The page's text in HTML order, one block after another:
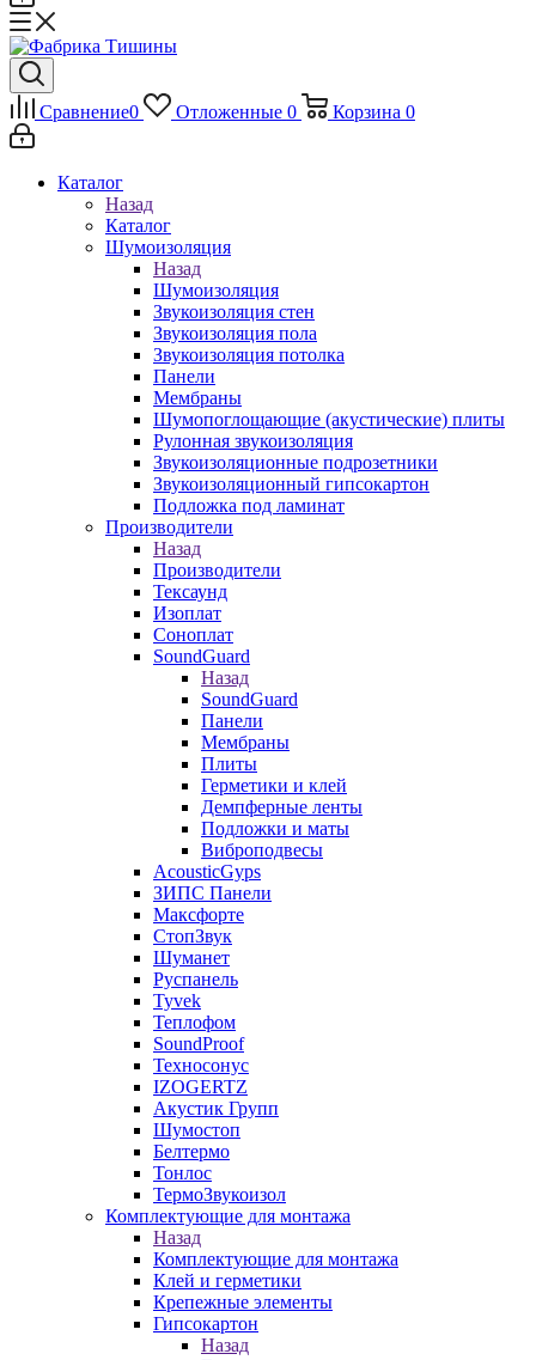
Сравнение0 Отложенные 0 Корзина 0
Каталог
Назад
Каталог
Шумоизоляция
Назад
Шумоизоляция
Звукоизоляция стен
Звукоизоляция пола
Звукоизоляция потолка
Панели
Мембраны
Шумопоглощающие (акустические) плиты
Рулонная звукоизоляция
Звукоизоляционные подрозетники
Звукоизоляционный гипсокартон
Подложка под ламинат
Производители
Назад
Производители
Тексаунд
Изоплат
Соноплат
SoundGuard
Назад
SoundGuard
Панели
Мембраны
Плиты
Герметики и клей
Демпферные ленты
Подложки и маты
Виброподвесы
AcousticGyps
ЗИПС Панели
Максфорте
СтопЗвук
Шуманет
Руспанель
Tyvek
Теплофом
SoundProof
Техносонус
IZOGERTZ
Акустик Групп
Шумостоп
Белтермо
Тонлос
ТермоЗвукоизол
Комплектующие для монтажа
Назад
Комплектующие для монтажа
Клей и герметики
Крепежные элементы
Гипсокартон
Назад